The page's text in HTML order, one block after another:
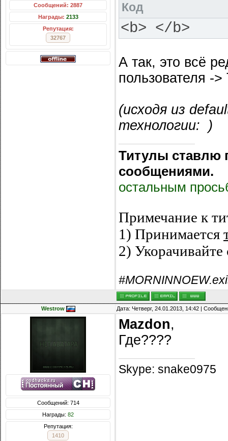
Сообщений: 2887
Награды: 2133
Репутация:
32767
Код
<b> </b>
А так, это всё
пользователя -
(исходя из
технологии:
)
Титулы
сообщениями.
остальным
Примечание к
1) Принимается
2)
Westrow Дата: Четверг, 24.01.2013, 14:42 |
Сообщений: 714
Награды: 82
Репутация:
1410
Mazdon,
Где????
Skype: snake0975